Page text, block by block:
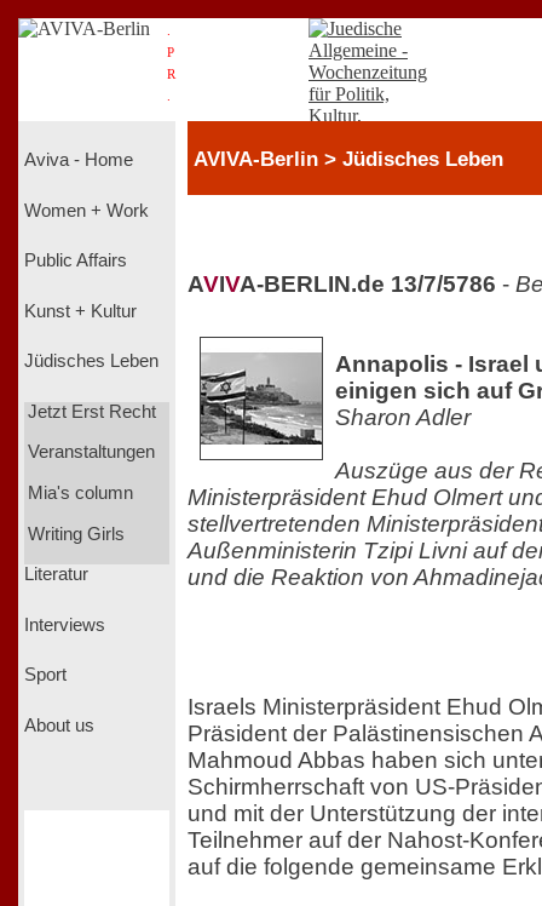
P
R
Aviva - Home
Women + Work
Public Affairs
Kunst + Kultur
Jüdisches Leben
Jetzt Erst Recht
Veranstaltungen
Mia's column
Writing Girls
Literatur
Interviews
Sport
About us
AVIVA-Berlin > Jüdisches Leben
AVIVA-BERLIN.de 13/7/5786 -
Annapolis - Israel
einigen sich auf
Sharon Adler
Auszüge aus der
Ministerpräsident Ehud Olmert
stellvertretenden
Außenministerin Tzipi Livni auf
und die Reaktion von
Israels Ministerpräsident Ehud
Präsident der Palästinensischen
Mahmoud Abbas haben sich
Schirmherrschaft von US-
und mit der Unterstützung der
Teilnehmer auf der Nahost-
auf die folgende gemeinsame